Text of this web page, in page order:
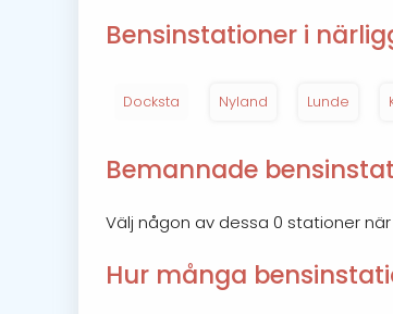
Bensinstationer i
Docksta Nyland Lunde
Bemannade
Välj någon av dessa 0 stationer
Hur många